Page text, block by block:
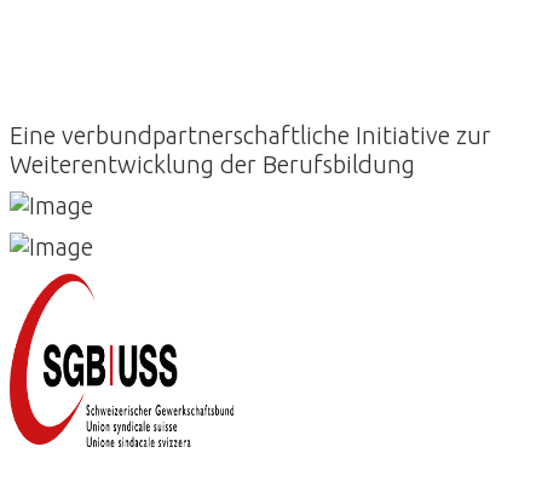
Eine verbundpartnerschaftliche Initiative zur
Weiterentwicklung der Berufsbildung